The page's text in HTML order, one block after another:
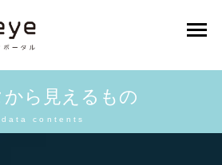
から見えるもの
data contents